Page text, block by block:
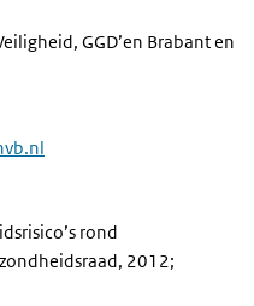
GGD’en Brabant en
rond
2012;